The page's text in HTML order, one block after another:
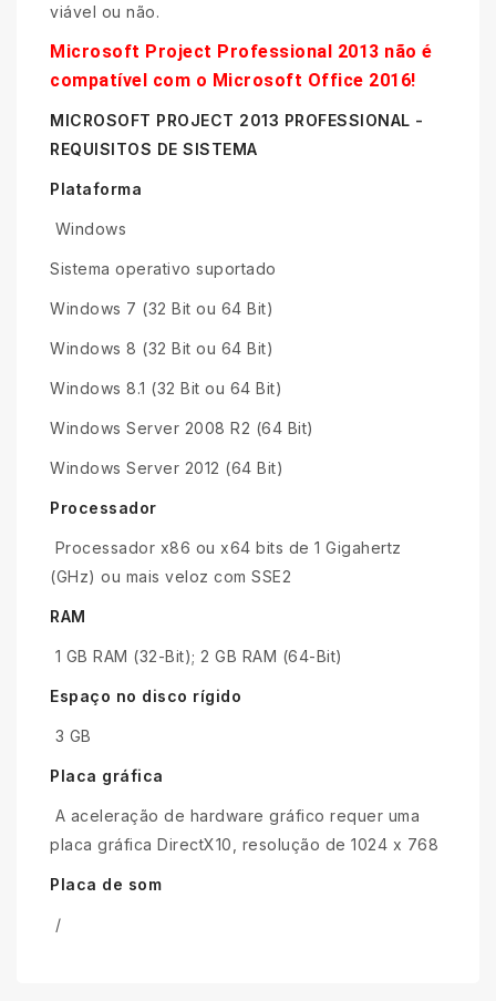
viável ou não.
Microsoft Project Professional 2013 não é
compatível com o Microsoft Office 2016!
MICROSOFT PROJECT 2013 PROFESSIONAL -
REQUISITOS DE SISTEMA
Plataforma
Windows
Sistema operativo suportado
Windows 7 (32 Bit ou 64 Bit)
Windows 8 (32 Bit ou 64 Bit)
Windows 8.1 (32 Bit ou 64 Bit)
Windows Server 2008 R2 (64 Bit)
Windows Server 2012 (64 Bit)
Processador
Processador x86 ou x64 bits de 1 Gigahertz
(GHz) ou mais veloz com SSE2
RAM
1 GB RAM (32-Bit); 2 GB RAM (64-Bit)
Espaço no disco rígido
3 GB
Placa gráfica
A aceleração de hardware gráfico requer uma
placa gráfica DirectX10, resolução de 1024 x 768
Placa de som
/